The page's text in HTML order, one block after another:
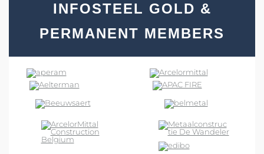
INFOSTEEL GOLD &
PERMANENT MEMBERS